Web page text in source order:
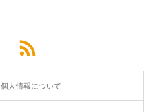
個人情報について